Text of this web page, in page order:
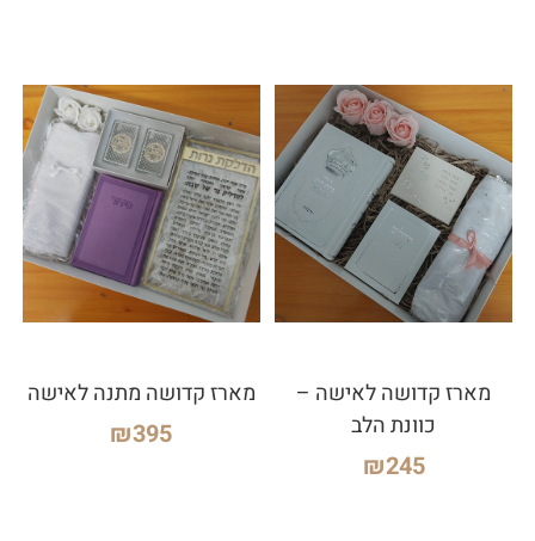
מארז קדושה לאישה –
כוונת הלב
₪245
מארז קדושה מתנה לאישה
₪395